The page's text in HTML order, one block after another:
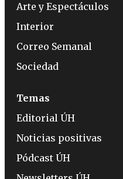
Arte y Espectáculos
Interior
Correo Semanal
Sociedad
Temas
Editorial ÚH
Noticias positivas
Pódcast ÚH